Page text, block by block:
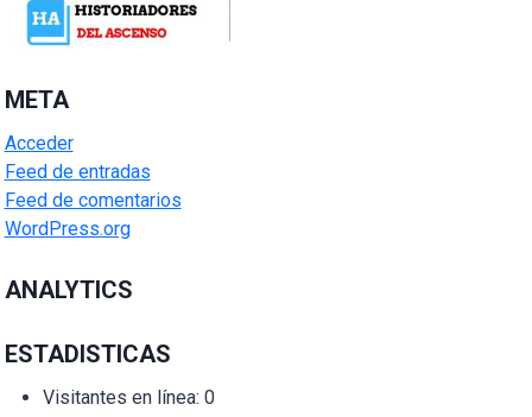
META
Acceder
Feed de entradas
Feed de comentarios
WordPress.org
ANALYTICS
ESTADISTICAS
Visitantes en línea: 0